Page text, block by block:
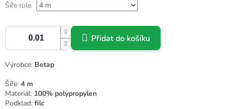
Šíře role
Přidat do košíku
Výrobce: Betap
Šíře: 4 m
Materiál: 100% polypropylen
Podklad: filc